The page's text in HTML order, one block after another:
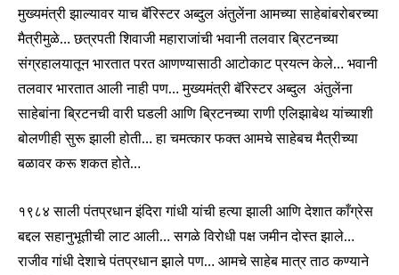
मुख्यमंत्री झाल्यावर याच बॅरिस्टर अब्दुल अंतुलेंना आमच्या साहेबांबरोबरच्या
मैत्रीमुळे… छत्रपती शिवाजी महाराजांची भवानी तलवार ब्रिटनच्या
संग्रहालयातून भारतात परत आणण्यासाठी आटोकाट प्रयत्न केले… भवानी
तलवार भारतात आली नाही पण… मुख्यमंत्री बॅरिस्टर अब्दुल अंतुलेंना
साहेबांना ब्रिटनची वारी घडली आणि ब्रिटनच्या राणी एलिझाबेथ यांच्याशी
बोलणीही सुरू झाली होती… हा चमत्कार फक्त आमचे साहेबच मैत्रीच्या
बळावर करू शकत होते…
१९८४ साली पंतप्रधान इंदिरा गांधी यांची हत्या झाली आणि देशात काँग्रेस
बद्दल सहानुभूतीची लाट आली… सगळे विरोधी पक्ष जमीन दोस्त झाले…
राजीव गांधी देशाचे पंतप्रधान झाले पण… आमचे साहेब मात्र ताठ कण्याने